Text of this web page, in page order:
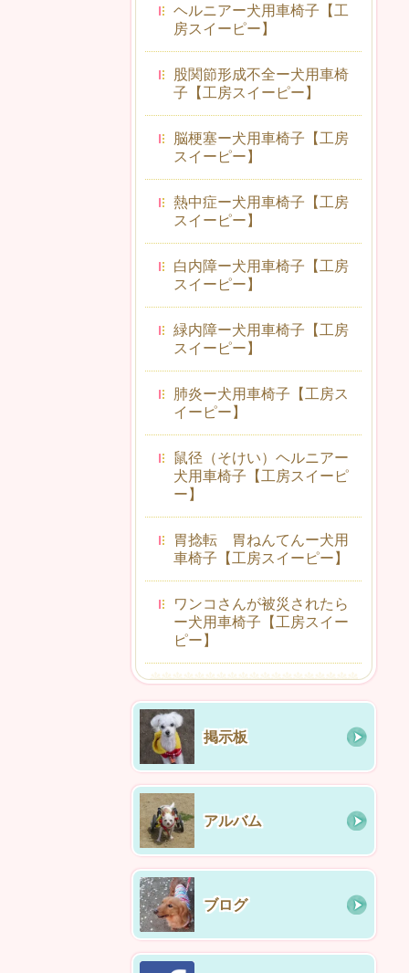
ヘルニアー犬用車椅子【工
房スイーピー】
股関節形成不全ー犬用車椅
子【工房スイーピー】
脳梗塞ー犬用車椅子【工房
スイーピー】
熱中症ー犬用車椅子【工房
スイーピー】
白内障ー犬用車椅子【工房
スイーピー】
緑内障ー犬用車椅子【工房
スイーピー】
肺炎ー犬用車椅子【工房ス
イーピー】
鼠径（そけい）ヘルニアー
犬用車椅子【工房スイーピ
ー】
胃捻転 胃ねんてんー犬用
車椅子【工房スイーピー】
ワンコさんが被災されたら
ー犬用車椅子【工房スイー
ピー】
掲示板
アルバム
ブログ